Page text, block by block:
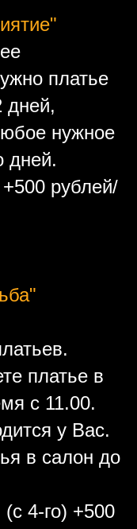
платье
дней,
нужное
дней.
рублей/
платье в
с 11.00.
у Вас.
в салон до
4-го) +500